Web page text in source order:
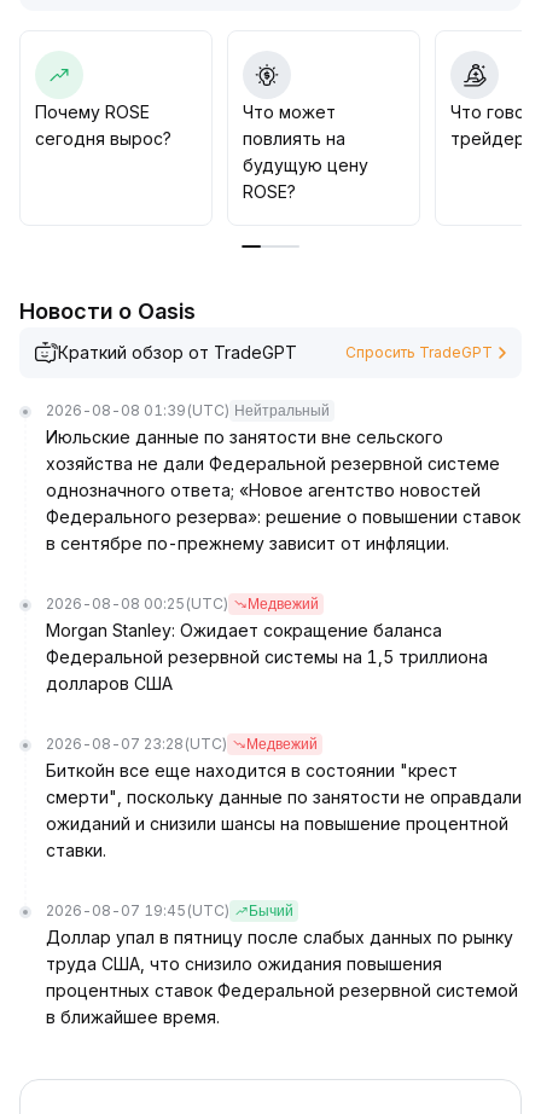
регулировании приватных платформ в Европе и
США, в среднесрочной перспективе
рекомендовано наблюдать за поддержкой на
уровне 0,0051 доллара, после пробоя 0,0058
доллара быки смогут открыть новый торговый
размер позиций и пристально следить за
Почему ROSE
сегодня вырос?
Что может
повлиять на
будущую цену
ROSE?
Что
трейдеры
Новости о Oasis
Краткий обзор от TradeGPT Спросить TradeGPT
2026-08-08 01:39 (UTC) Нейтральный
Июльские данные по занятости вне сельского
хозяйства не дали Федеральной резервной системе
однозначного ответа; «Новое агентство новостей
Федерального резерва»: решение о повышении ставок
в сентябре по-прежнему зависит от инфляции.
2026-08-08 00:25 (UTC) Медвежий
Morgan Stanley: Ожидает сокращение баланса
Федеральной резервной системы на 1,5 триллиона
долларов США
2026-08-07 23:28 (UTC) Медвежий
Биткойн все еще находится в состоянии "крест
смерти", поскольку данные по занятости не оправдали
ожиданий и снизили шансы на повышение процентной
ставки.
2026-08-07 19:45 (UTC) Бычий
Доллар упал в пятницу после слабых данных по рынку
труда США, что снизило ожидания повышения
процентных ставок Федеральной резервной системой
в ближайшее время.